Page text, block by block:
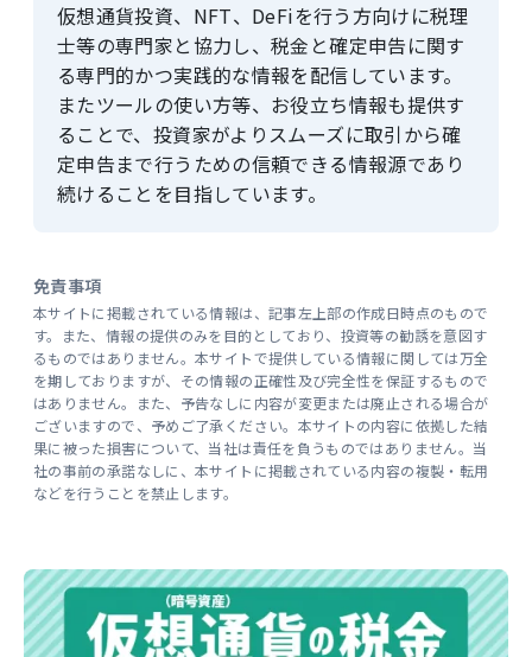
仮想通貨投資、NFT、DeFiを行う方向けに税理
士等の専門家と協力し、税金と確定申告に関す
る専門的かつ実践的な情報を配信しています。
またツールの使い方等、お役立ち情報も提供す
ることで、投資家がよりスムーズに取引から確
定申告まで行うための信頼できる情報源であり
続けることを目指しています。
免責事項
本サイトに掲載されている情報は、記事左上部の作成日時点のもので
す。また、情報の提供のみを目的としており、投資等の勧誘を意図す
るものではありません。本サイトで提供している情報に関しては万全
を期しておりますが、その情報の正確性及び完全性を保証するもので
はありません。また、予告なしに内容が変更または廃止される場合が
ございますので、予めご了承ください。本サイトの内容に依拠した結
果に被った損害について、当社は責任を負うものではありません。当
社の事前の承諾なしに、本サイトに掲載されている内容の複製・転用
などを行うことを禁止します。